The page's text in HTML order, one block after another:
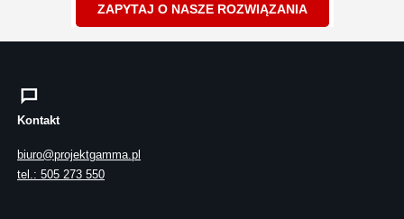
ZAPYTAJ O NASZE ROZWIĄZANIA
Kontakt
biuro@projektgamma.pl
tel.: 505 273 550